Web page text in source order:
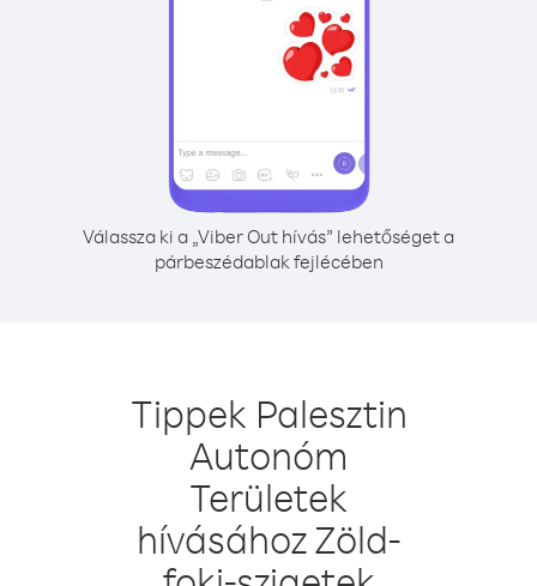
Válassza ki a „Viber Out hívás” lehetőséget a
párbeszédablak fejlécében
Tippek Palesztin
Autonóm
Területek
hívásához Zöld-